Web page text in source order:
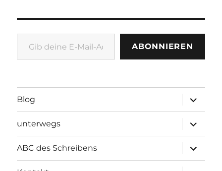
Gib deine E-Mail-Adresse ein ...
ABONNIEREN
Blog
öffnen
unterwegs
öffnen
ABC des Schreibens
öffnen